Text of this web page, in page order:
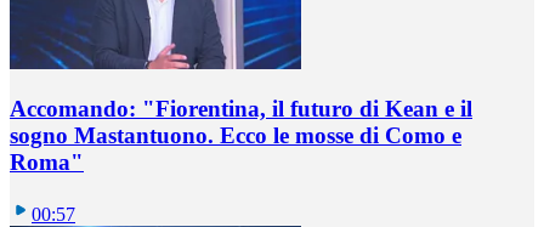
Accomando: "Fiorentina, il futuro di Kean e il
sogno Mastantuono. Ecco le mosse di Como e
Roma"
00:57